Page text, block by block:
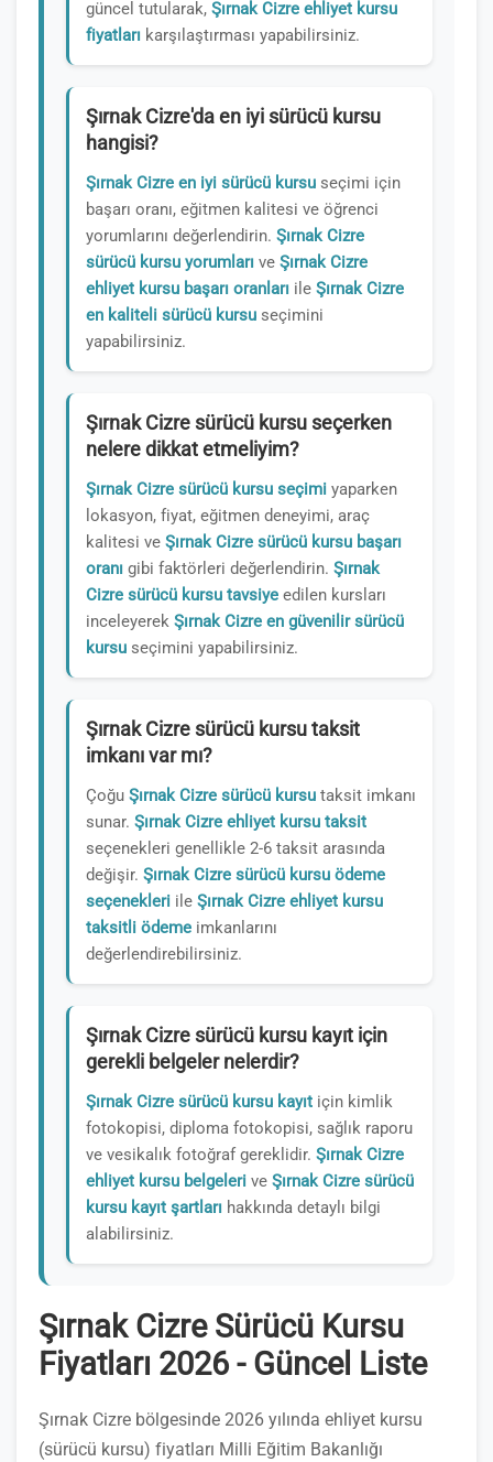
güncel tutularak, Şırnak Cizre ehliyet kursu
fiyatları karşılaştırması yapabilirsiniz.
Şırnak Cizre'da en iyi sürücü kursu
hangisi?
Şırnak Cizre en iyi sürücü kursu seçimi için
başarı oranı, eğitmen kalitesi ve öğrenci
yorumlarını değerlendirin. Şırnak Cizre
sürücü kursu yorumları ve Şırnak Cizre
ehliyet kursu başarı oranları ile Şırnak Cizre
en kaliteli sürücü kursu seçimini
yapabilirsiniz.
Şırnak Cizre sürücü kursu seçerken
nelere dikkat etmeliyim?
Şırnak Cizre sürücü kursu seçimi yaparken
lokasyon, fiyat, eğitmen deneyimi, araç
kalitesi ve Şırnak Cizre sürücü kursu başarı
oranı gibi faktörleri değerlendirin. Şırnak
Cizre sürücü kursu tavsiye edilen kursları
inceleyerek Şırnak Cizre en güvenilir sürücü
kursu seçimini yapabilirsiniz.
Şırnak Cizre sürücü kursu taksit
imkanı var mı?
Çoğu Şırnak Cizre sürücü kursu taksit imkanı
sunar. Şırnak Cizre ehliyet kursu taksit
seçenekleri genellikle 2-6 taksit arasında
değişir. Şırnak Cizre sürücü kursu ödeme
seçenekleri ile Şırnak Cizre ehliyet kursu
taksitli ödeme imkanlarını
değerlendirebilirsiniz.
Şırnak Cizre sürücü kursu kayıt için
gerekli belgeler nelerdir?
Şırnak Cizre sürücü kursu kayıt için kimlik
fotokopisi, diploma fotokopisi, sağlık raporu
ve vesikalık fotoğraf gereklidir. Şırnak Cizre
ehliyet kursu belgeleri ve Şırnak Cizre sürücü
kursu kayıt şartları hakkında detaylı bilgi
alabilirsiniz.
Şırnak Cizre Sürücü Kursu
Fiyatları 2026 - Güncel Liste
Şırnak Cizre bölgesinde 2026 yılında ehliyet kursu
(sürücü kursu) fiyatları Milli Eğitim Bakanlığı